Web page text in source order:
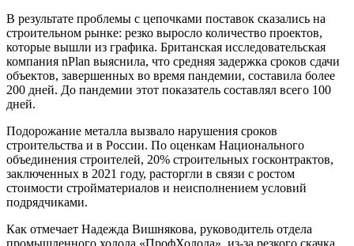
В результате проблемы с цепочками поставок сказались на
строительном рынке: резко выросло количество проектов,
которые вышли из графика. Британская исследовательская
компания nPlan выяснила, что средняя задержка сроков сдачи
объектов, завершенных во время пандемии, составила более
200 дней. До пандемии этот показатель составлял всего 100
дней.
Подорожание металла вызвало нарушения сроков
строительства и в России. По оценкам Национального
объединения строителей, 20% строительных госконтрактов,
заключенных в 2021 году, расторгли в связи с ростом
стоимости стройматериалов и неисполнением условий
подрядчиками.
Как отмечает Надежда Вишнякова, руководитель отдела